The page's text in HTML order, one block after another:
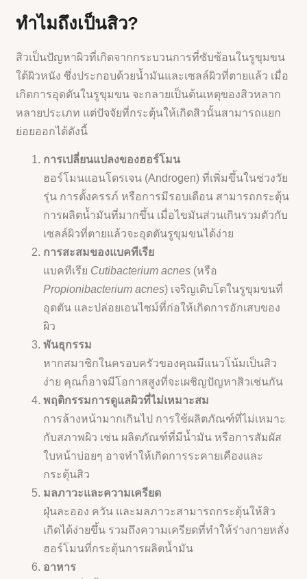
ทำไมถึงเป็นสิว?
สิวเป็นปัญหาผิวที่เกิดจากกระบวนการที่ซับซ้อนในรูขุมขน
ใต้ผิวหนัง ซึ่งประกอบด้วยน้ำมันและเซลล์ผิวที่ตายแล้ว เมื่อ
เกิดการอุดตันในรูขุมขน จะกลายเป็นต้นเหตุของสิวหลาก
หลายประเภท แต่ปัจจัยที่กระตุ้นให้เกิดสิวนั้นสามารถแยก
ย่อยออกได้ดังนี้
การเปลี่ยนแปลงของฮอร์โมน
ฮอร์โมนแอนโดรเจน (Androgen) ที่เพิ่มขึ้นในช่วงวัย
รุ่น การตั้งครรภ์ หรือการมีรอบเดือน สามารถกระตุ้น
การผลิตน้ำมันที่มากขึ้น เมื่อไขมันส่วนเกินรวมตัวกับ
เซลล์ผิวที่ตายแล้วจะอุดตันรูขุมขนได้ง่าย
การสะสมของแบคทีเรีย
แบคทีเรีย Cutibacterium acnes (หรือ
Propionibacterium acnes) เจริญเติบโตในรูขุมขนที่
อุดตัน และปล่อยเอนไซม์ที่ก่อให้เกิดการอักเสบของ
ผิว
พันธุกรรม
หากสมาชิกในครอบครัวของคุณมีแนวโน้มเป็นสิว
ง่าย คุณก็อาจมีโอกาสสูงที่จะเผชิญปัญหาสิวเช่นกัน
พฤติกรรมการดูแลผิวที่ไม่เหมาะสม
การล้างหน้ามากเกินไป การใช้ผลิตภัณฑ์ที่ไม่เหมาะ
กับสภาพผิว เช่น ผลิตภัณฑ์ที่มีน้ำมัน หรือการสัมผัส
ใบหน้าบ่อยๆ อาจทำให้เกิดการระคายเคืองและ
กระตุ้นสิว
มลภาวะและความเครียด
ฝุ่นละออง ควัน และมลภาวะสามารถกระตุ้นให้สิว
เกิดได้ง่ายขึ้น รวมถึงความเครียดที่ทำให้ร่างกายหลั่ง
ฮอร์โมนที่กระตุ้นการผลิตน้ำมัน
อาหาร